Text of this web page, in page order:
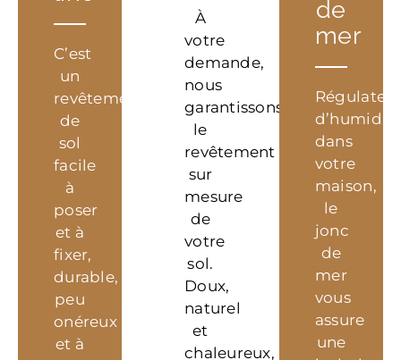
C’est
un
revêtement
de
sol
facile
à
poser
et à
fixer,
durable,
peu
onéreux
et à
À
votre
demande,
nous
garantissons
le
revêtement
sur
mesure
de
votre
sol.
Doux,
naturel
et
chaleureux,
de
mer
dans
votre
maison,
le
jonc
de
mer
vous
assure
une